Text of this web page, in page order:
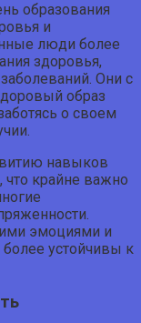
образования
и
люди более
здоровья,
Они с
образ
о своем
навыков
что крайне важно
эмоциями и
устойчивы к